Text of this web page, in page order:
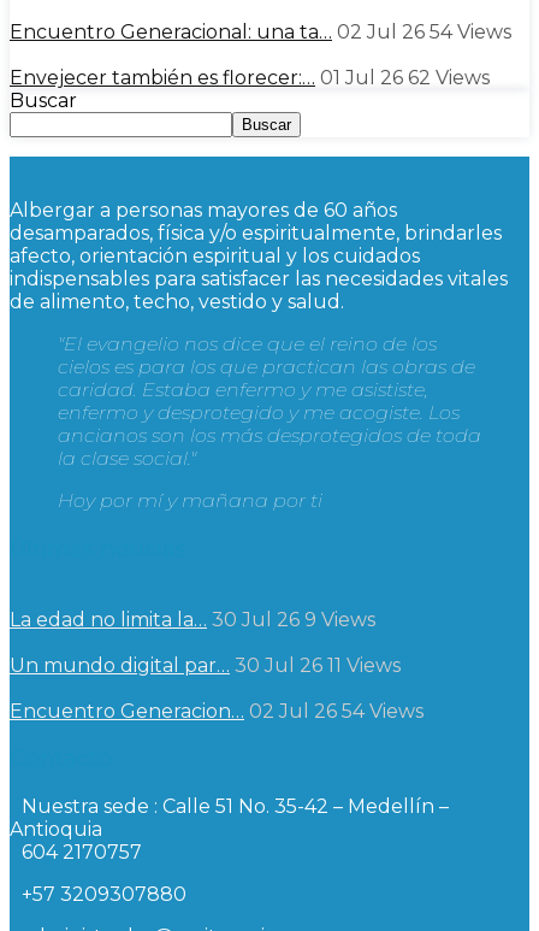
Encuentro Generacional: una ta… 02 Jul 26 54Views
Envejecer también es florecer:… 01 Jul 26 62 Views
Buscar
Buscar
Albergar a personas mayores de 60 años
desamparados, física y/o espiritualmente, brindarles
afecto, orientación espiritual y los cuidados
indispensables para satisfacer las necesidades vitales
de alimento, techo, vestido y salud.
"El evangelio nos dice que el reino de los
cielos es para los que practican las obras de
caridad. Estaba enfermo y me asististe,
enfermo y desprotegido y me acogiste. Los
ancianos son los más desprotegidos de toda
la clase social."
Hoy por mí y mañana por ti
La edad no limita la… 30 Jul 26 9 Views
Un mundo digital par… 30 Jul 26 11 Views
Encuentro Generacion… 02 Jul 26 54Views
Nuestra sede : Calle 51 No. 35-42 – Medellín –
Antioquia
604 2170757
+57 3209307880